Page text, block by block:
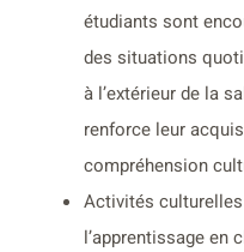
étudiants sont
des situations
à l’extérieur de la
renforce leur
compréhension
Activités
l’apprentissage en